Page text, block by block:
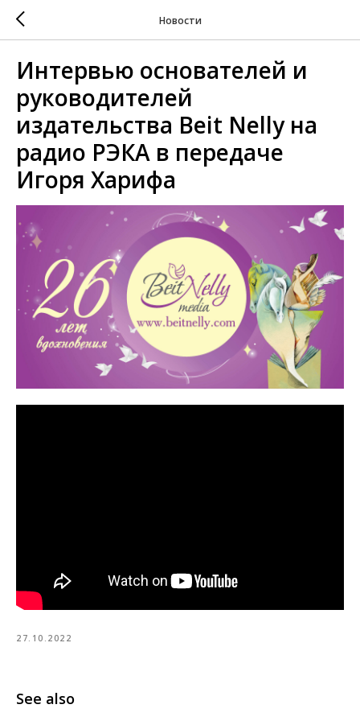
Новости
Интервью основателей и
руководителей
издательства Beit Nelly на
радио РЭКА в передаче
Игоря Харифа
27.10.2022
See also